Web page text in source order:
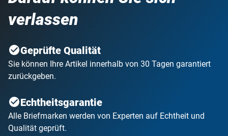
verlassen
Geprüfte Qualität
Sie können Ihre Artikel innerhalb von 30 Tagen garantiert
zurückgeben.
Echtheitsgarantie
Alle Briefmarken werden von Experten auf Echtheit und
Qualität geprüft.